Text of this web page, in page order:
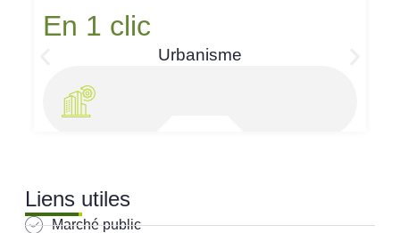
En 1 clic
Urbanisme
Liens utiles
Marché public